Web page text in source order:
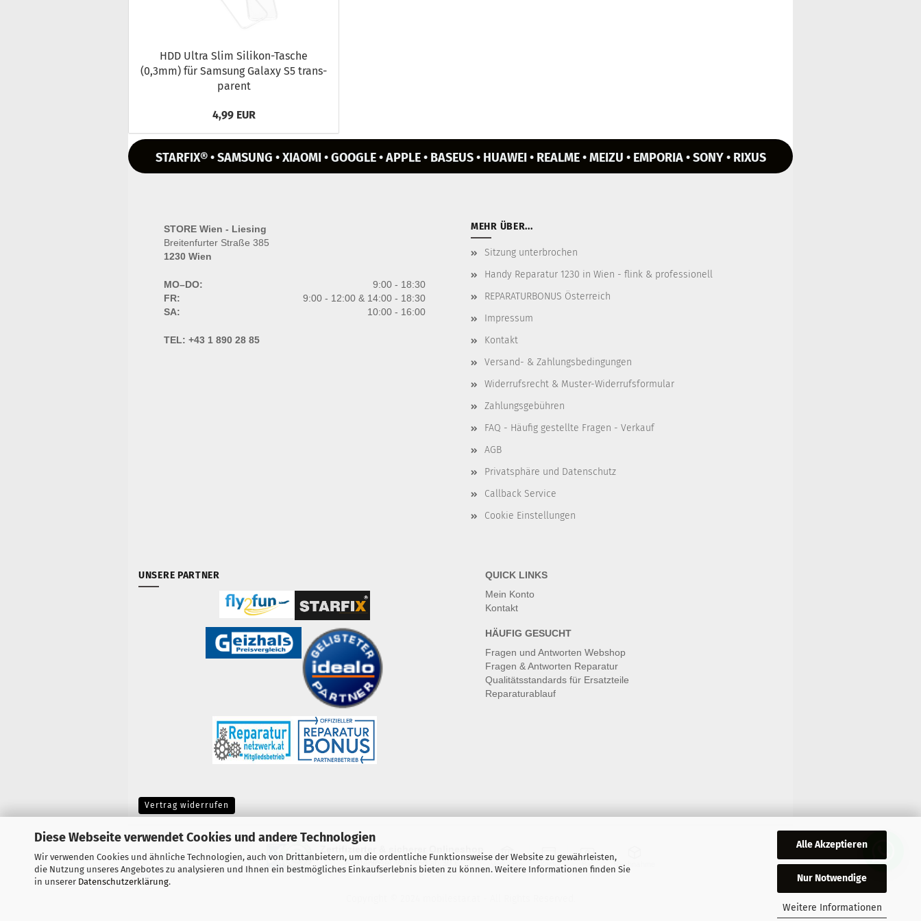
Diese Webseite verwendet Cookies und andere Technologien
Wir verwenden Cookies und ähnliche Technologien, auch von Drittanbietern, um die ordentliche Funktionsweise der Website zu gewährleisten,
die Nutzung unseres Angebotes zu analysieren und Ihnen ein bestmögliches Einkaufserlebnis bieten zu können. Weitere Informationen finden Sie
in unserer Datenschutzerklärung.
Alle Akzeptieren
Nur Notwendige
Weitere Informationen
HDD Ultra Slim Silikon-​Tasche
(0,3mm) für Sam­sung Ga­la­xy S5 trans­
pa­rent
4,99 EUR
STARFIX® • SAMSUNG • XIAOMI • GOOGLE • APPLE • BASEUS • HUAWEI • REALME • MEIZU • EMPORIA • SONY • RIXUS
STORE Wien - Liesing
Breitenfurter Straße 385
1230 Wien
MO–DO:
9:00 - 18:30
FR:
9:00 - 12:00 & 14:00 - 18:30
SA:
10:00 - 16:00
TEL: +43 1 890 28 85
MEHR ÜBER...
Sitzung unterbrochen
Handy Reparatur 1230 in Wien - flink & professionell
REPARATURBONUS Österreich
Impressum
Kontakt
Versand- & Zahlungsbedingungen
Widerrufsrecht & Muster-Widerrufsformular
Zahlungsgebühren
FAQ - Häufig gestellte Fragen - Verkauf
AGB
Privatsphäre und Datenschutz
Callback Service
Cookie Einstellungen
UNSERE PARTNER
QUICK LINKS
Mein Konto
Kontakt
HÄUFIG GESUCHT
Fragen und Antworten Webshop
Fragen & Antworten Reparatur
Qualitätsstandards für Ersatzteile
Reparaturablauf
Vertrag widerrufen
Kostenloser Versand ab 30 € Vorkasse Karte Bar Nachnahme